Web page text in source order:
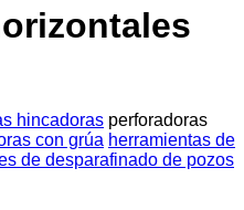
hincadoras perforadoras
con grúa herramientas de
de desparafinado de pozos